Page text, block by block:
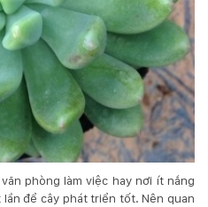
phòng làm việc hay nơi ít nắng
để cây phát triển tốt. Nên quan